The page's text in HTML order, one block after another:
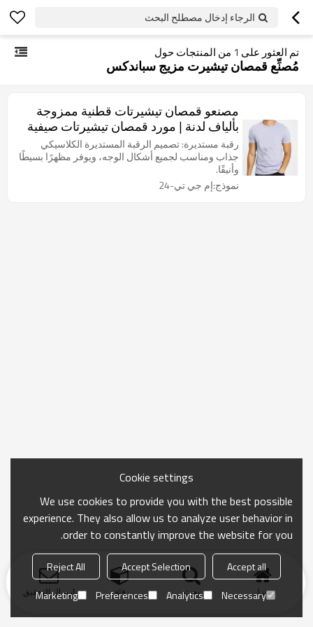
الرجاء إدخال مصطلح البحث
تم العثور على 1 من المنتجات حول
مُصنِّع قمصان تيشيرت مزيج سباندكس
مصنعو قمصان تيشيرتات قطنية ممزوجة
بألياف لدنة | مورد قمصان تيشيرتات صيفية
سادة مخصصة
رقبة مستديرة: تصميم الرقبة المستديرة الكلاسيكي
جذاب ومناسب لجميع أشكال الوجه، ويوفر مظهرًا بسيطًا
وأنيقًا.
نموذج:إم جي تي-24
منزل بحث فئة ارسال التحقيق
Cookie settings
We use cookies to provide you with the best possible
experience. They also allow us to analyze user behavior in
order to constantly improve the website for you.
Accept all
Accept Selection
Reject All
Necessary
Analytics
Preferences
Marketing